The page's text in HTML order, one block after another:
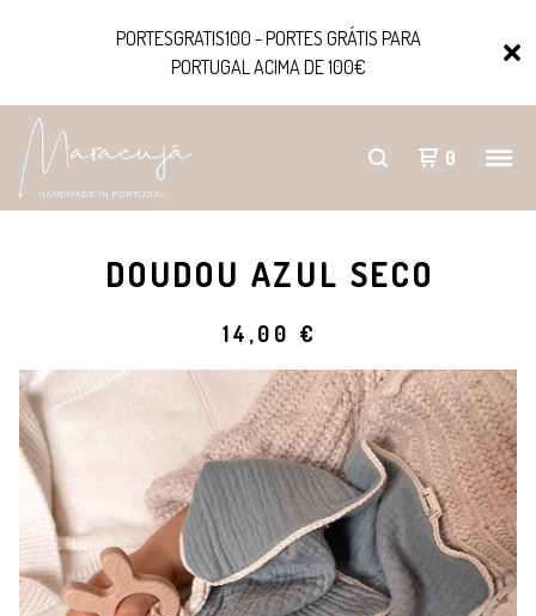
PORTESGRATIS100 - PORTES GRÁTIS PARA
PORTUGAL ACIMA DE 100€
0
DOUDOU AZUL SECO
14,00 €